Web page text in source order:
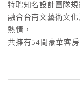
色
民
宿
球
特聘知名設計團隊
融合台南文藝術文
熱情，
共擁有54間豪華客